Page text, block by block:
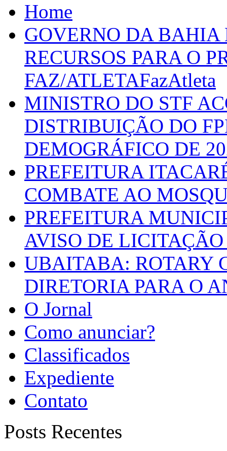
Home
GOVERNO DA
RECURSOS PARA O
FAZ/ATLETAFazAtleta
MINISTRO DO STF
DISTRIBUIÇÃO DO
DEMOGRÁFICO DE
PREFEITURA
COMBATE AO
PREFEITURA
AVISO DE LICITAÇÃO
UBAITABA: ROTARY
DIRETORIA PARA O
O Jornal
Como anunciar?
Classificados
Expediente
Contato
Posts Recentes